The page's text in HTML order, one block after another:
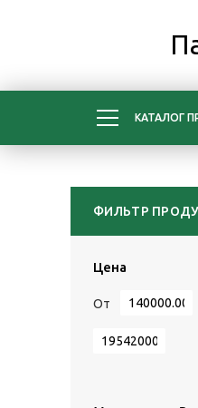
КАТАЛОГ
ФИЛЬТР
Цена
От